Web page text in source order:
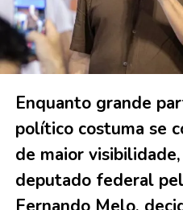
Enquanto grande
político costuma se
de maior
deputado federal